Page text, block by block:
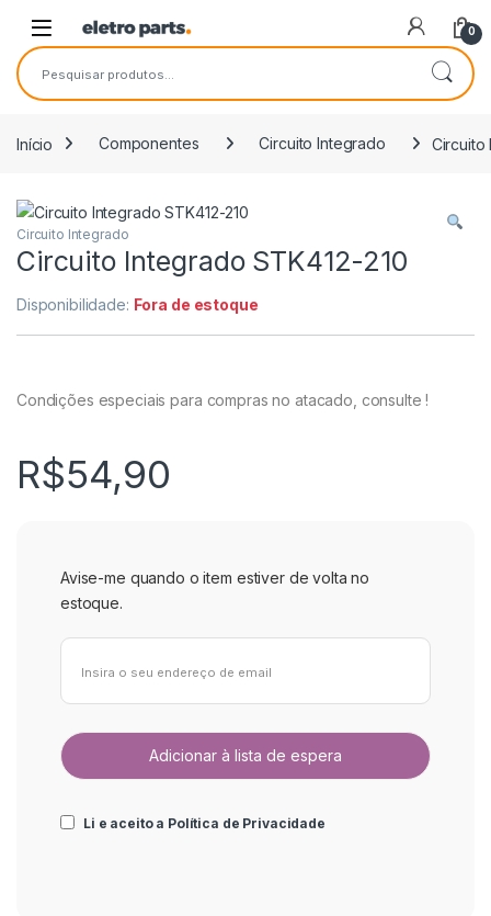
0
Pesquisar por:
Início Componentes Circuito Integrado Circuito
Circuito Integrado
Circuito Integrado STK412-210
Disponibilidade: Fora de estoque
Condições especiais para compras no atacado, consulte !
R$54,90
Avise-me quando o item estiver de volta no
estoque.
Li e aceito a Política de Privacidade